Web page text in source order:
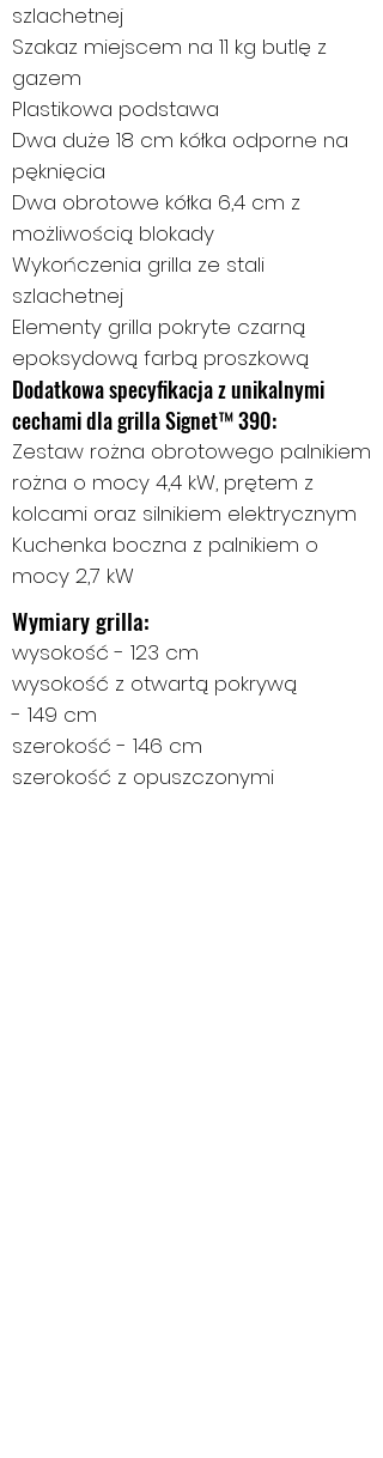
szlachetnej
Szakaz miejscem na 11 kg butlę z
gazem
Plastikowa podstawa
Dwa duże 18 cm kółka odporne na
pęknięcia
Dwa obrotowe kółka 6,4 cm z
możliwością blokady
Wykończenia grilla ze stali
szlachetnej
Elementy grilla pokryte czarną
epoksydową farbą proszkową
Dodatkowa specyfikacja z unikalnymi
cechami dla grilla Signet™ 390:
Zestaw rożna obrotowego palnikiem
rożna o mocy 4,4 kW, prętem z
kolcami oraz silnikiem elektrycznym
Kuchenka boczna z palnikiem o
mocy 2,7 kW
Wymiary grilla:
wysokość - 123 cm
wysokość z otwartą pokrywą
- 149 cm
szerokość - 146 cm
szerokość z opuszczonymi